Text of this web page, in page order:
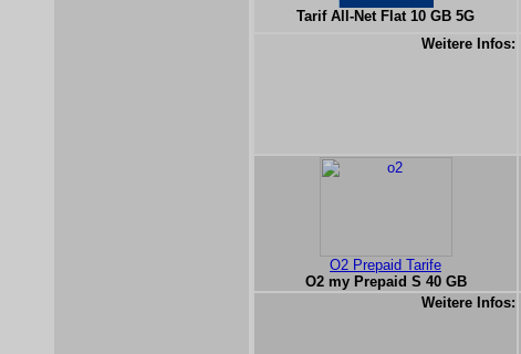
Tarif All-Net Flat 10 GB 5G
Weitere Infos:
O2 Prepaid Tarife
O2 my Prepaid S 40 GB
Weitere Infos: